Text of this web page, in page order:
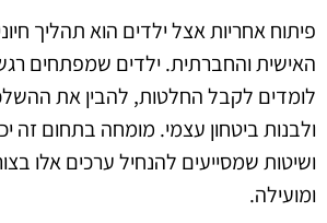
פיתוח אחריות אצל ילדים הוא תהליך
האישית והחברתית. ילדים שמפתחים
לומדים לקבל החלטות, להבין את
ולבנות ביטחון עצמי. מומחה בתחום זה
ושיטות שמסייעים להנחיל ערכים אלו
ומועילה.